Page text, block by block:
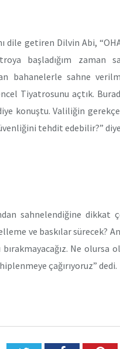
dile getiren Dilvin Abi,
başladığım zaman
bahanelerle sahne
Tiyatrosunu açtık.
konuştu. Valiliğin
tehdit edebilir?”
sahnelendiğine dikkat
ve baskılar sürecek?
Ne olursa
çağırıyoruz” dedi.